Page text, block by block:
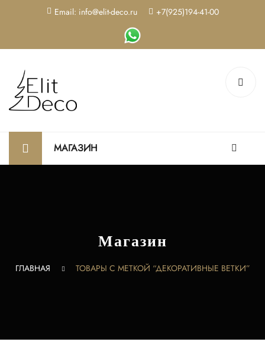
Email: info@elit-deco.ru +7(925)194-41-00
МАГАЗИН
Магазин
ГЛАВНАЯ ТОВАРЫ С МЕТКОЙ “ДЕКОРАТИВНЫЕ ВЕТКИ”